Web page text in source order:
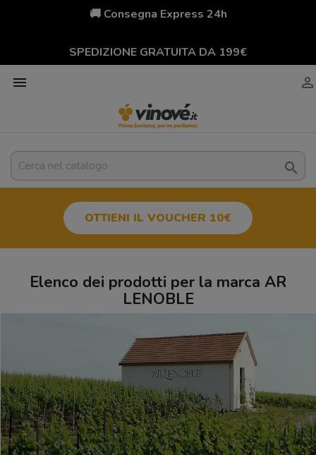
🚚 Consegna Express 24h
SPEDIZIONE GRATUITA DA 199€
 

OTTIENI IL VOUCHER 10€
Elenco dei prodotti per la marca AR
LENOBLE